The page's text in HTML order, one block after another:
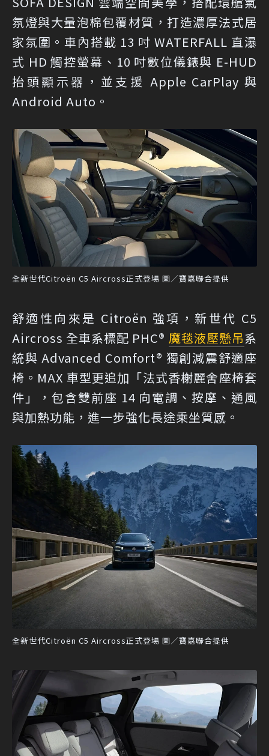
氛燈與大量泡棉包覆材質，打造濃厚法式居
家氛圍。車內搭載 13 吋 WATERFALL 直瀑
式 HD 觸控螢幕、10 吋數位儀錶與 E-HUD
抬頭顯示器，並支援 Apple CarPlay 與
Android Auto。
全新世代Citroën C5 Aircross正式登場 圖／寶嘉聯合提供
舒適性向來是 Citroën 強項，新世代 C5
Aircross 全車系標配 PHC® 魔毯液壓懸吊系
統與 Advanced Comfort® 獨創減震舒適座
椅。MAX 車型更追加「法式香榭麗舍座椅套
件」，包含雙前座 14 向電調、按摩、通風
與加熱功能，進一步強化長途乘坐質感。
全新世代Citroën C5 Aircross正式登場 圖／寶嘉聯合提供